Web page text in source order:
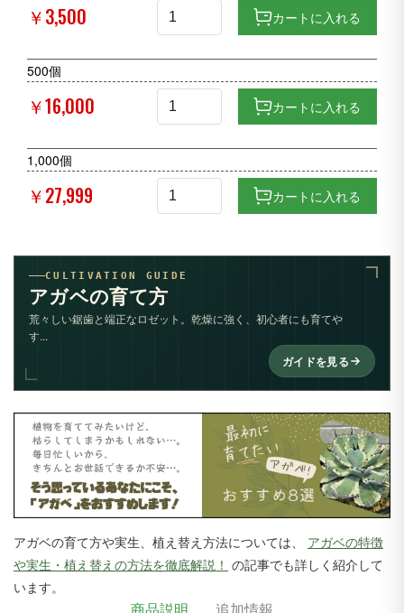
￥3,500 カートに入れる
500個
￥16,000 カートに入れる
1,000個
￥27,999 カートに入れる
CULTIVATION GUIDE
アガベの育て方
荒々しい鋸歯と端正なロゼット。乾燥に強く、初心者にも育てや
す...
ガイドを見る
アガベの育て方や実生、植え替え方法については、 アガベの特徴
や実生・植え替えの方法を徹底解説！ の記事でも詳しく紹介して
います。